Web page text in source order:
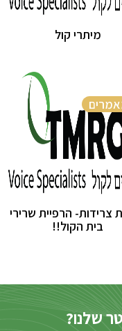
מיתרי קול
צרידות- הרפיית שרירי
בית הקול!!
שלנו?